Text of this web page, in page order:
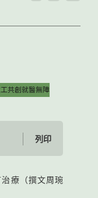
共創就醫無障
列印
療（撰文周琬